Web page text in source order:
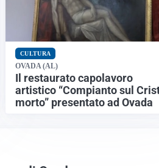
CULTURA
OVADA (AL)
Il restaurato capolavoro
artistico “Compianto sul
morto” presentato ad Ovada